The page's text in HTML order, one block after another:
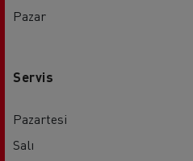
Pazar
Servis
Pazartesi
Salı